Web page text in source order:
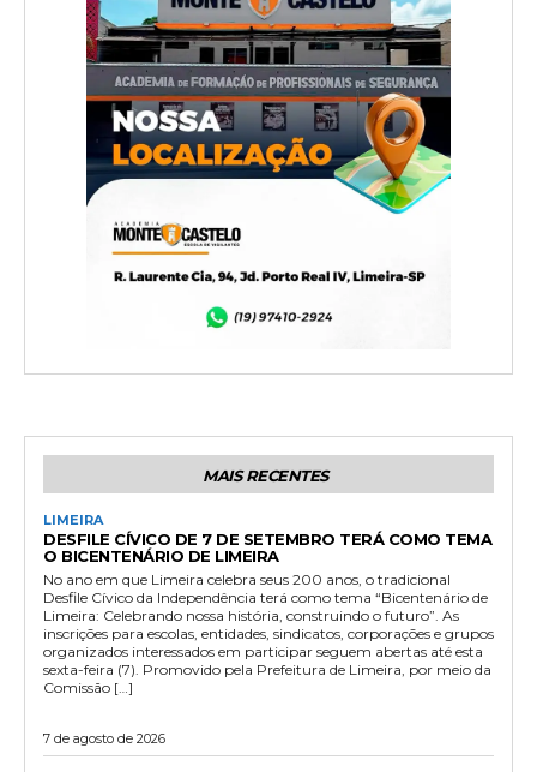
MAIS RECENTES
LIMEIRA
DESFILE CÍVICO DE 7 DE SETEMBRO TERÁ COMO TEMA
O BICENTENÁRIO DE LIMEIRA
No ano em que Limeira celebra seus 200 anos, o tradicional
Desfile Cívico da Independência terá como tema “Bicentenário de
Limeira: Celebrando nossa história, construindo o futuro”. As
inscrições para escolas, entidades, sindicatos, corporações e grupos
organizados interessados em participar seguem abertas até esta
sexta-feira (7). Promovido pela Prefeitura de Limeira, por meio da
Comissão […]
7 de agosto de 2026